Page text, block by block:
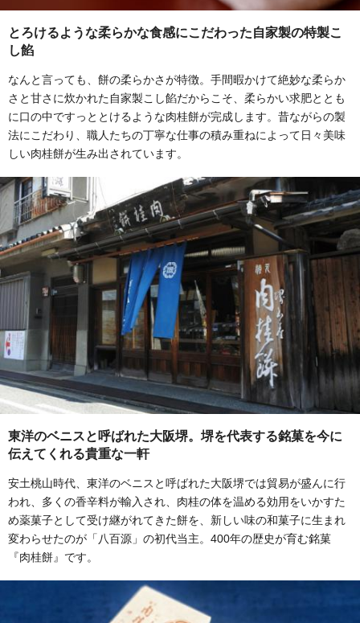
とろけるような柔らかな食感にこだわった自家製の特製こ
し餡
なんと言っても、餅の柔らかさが特徴。手間暇かけて絶妙な柔らか
さと甘さに炊かれた自家製こし餡だからこそ、柔らかい求肥ととも
に口の中ですっととけるような肉桂餅が完成します。昔ながらの製
法にこだわり、職人たちの丁寧な仕事の積み重ねによって日々美味
しい肉桂餅が生み出されています。
東洋のベニスと呼ばれた大阪堺。堺を代表する銘菓を今に
伝えてくれる貴重な一軒
安土桃山時代、東洋のベニスと呼ばれた大阪堺では貿易が盛んに行
われ、多くの香辛料が輸入され、肉桂の体を温める効用をいかすた
め薬菓子として受け継がれてきた餅を、新しい味の和菓子に生まれ
変わらせたのが「八百源」の初代当主。400年の歴史が育む銘菓
『肉桂餅』です。